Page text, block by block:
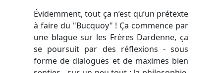
Évidemment, tout ça n’est qu’un prétexte
à faire du "Bucquoy" ! Ça commence par
une blague sur les Frères Dardenne, ça
se poursuit par des réflexions - sous
forme de dialogues et de maximes bien